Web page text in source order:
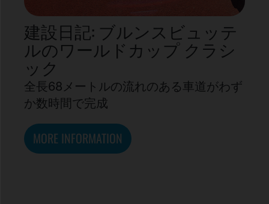
建設日記: ブルンスビュッテ
ルのワールドカップ クラシ
ック
全長68メートルの流れのある車道がわず
か数時間で完成
MORE INFORMATION